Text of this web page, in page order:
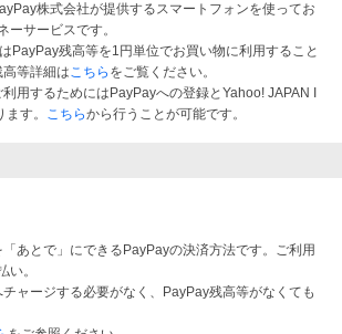
株式会社が提供するスマートフォンを使ってお
ーサービスです。
PayPay残高等を1円単位でお買い物に利用すること
等詳細はこちら をご覧ください。
利用するためにはPayPayへの登録とYahoo! JAPAN I
す。 こちらから行うことが可能です。
あとで」にできるPayPayの決済方法です。ご利用
い。
ャージする必要がなく、PayPay残高等がなくても